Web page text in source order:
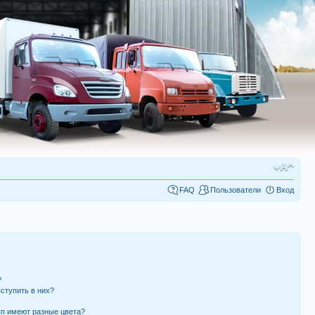
FAQ Пользователи Вход
в них?
имеют разные цвета?